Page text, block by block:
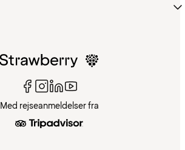
Med rejseanmeldelser fra